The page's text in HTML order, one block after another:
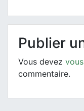
Publier
Vous devez
commentaire.